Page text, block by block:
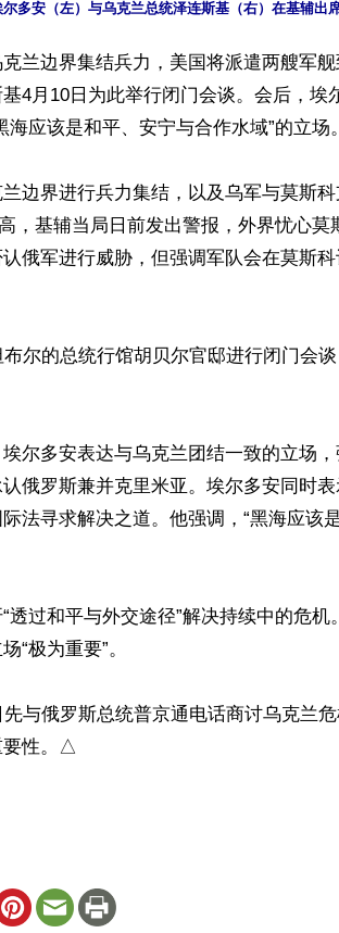
兰边界集结兵力，美国将派遣两艘军
4月10日为此举行闭门会谈。会后，埃
应该是和平、安宁与合作水域”的立场。
边界进行兵力集结，以及乌军与莫斯
，基辅当局日前发出警报，外界忧心莫
俄军进行威胁，但强调军队会在莫斯
尔的总统行馆胡贝尔官邸进行闭门会
尔多安表达与乌克兰团结一致的立场
俄罗斯兼并克里米亚。埃尔多安同时
法寻求解决之道。他强调，“黑海应该
过和平与外交途径”解决持续中的危机
“极为重要”。
与俄罗斯总统普京通电话商讨乌克兰
要性。△